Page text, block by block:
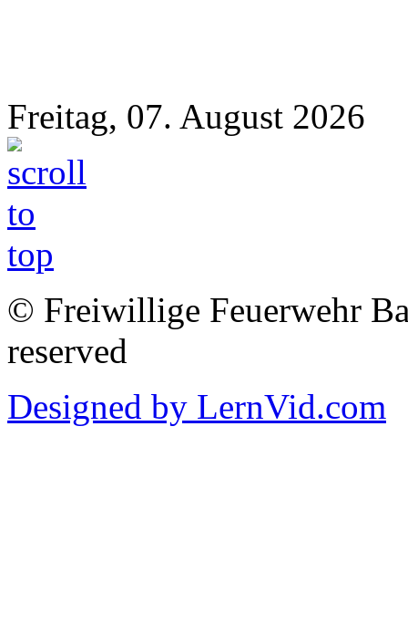
Freitag, 07. August 2026
© Freiwillige Feuerwehr
reserved
Designed by LernVid.com